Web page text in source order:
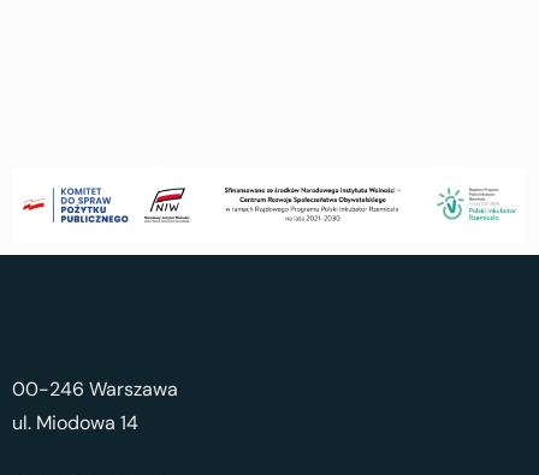
00-246 Warszawa
ul. Miodowa 14